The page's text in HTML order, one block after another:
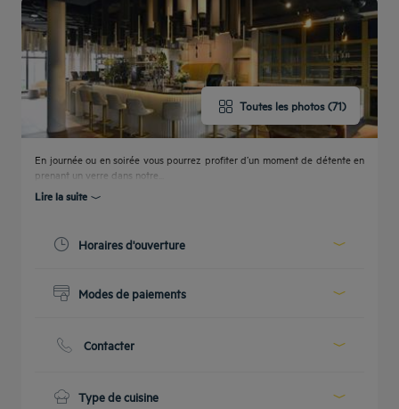
Toutes les photos (71)
En journée ou en soirée vous pourrez profiter d’un moment de détente en
prenant un verre dans notre...
Lire la suite
Horaires d'ouverture
11:00 - 23:59
Modes de paiements
Cartes bancaires
Contacter
Type de cuisine